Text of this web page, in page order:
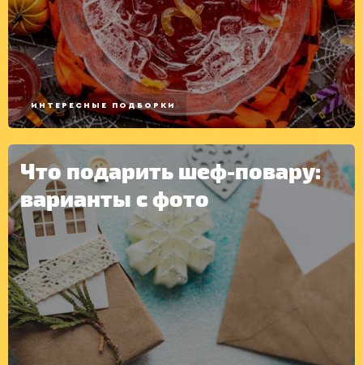
КОНСЕРВАЦИЯ
ИНТЕРЕСНЫЕ ПОДБОРКИ
Что подарить шеф-повару:
варианты с фото